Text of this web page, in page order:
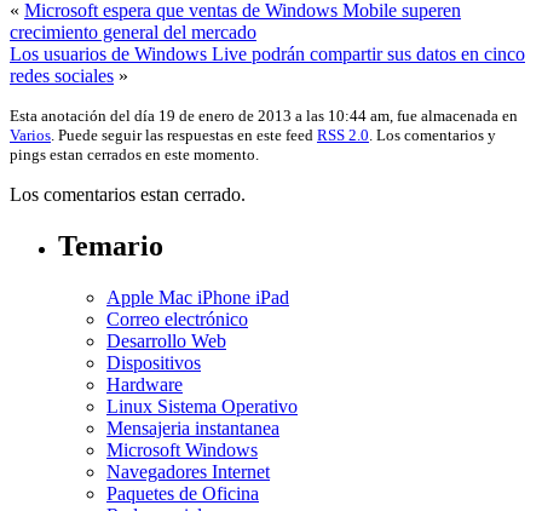
« Microsoft espera que ventas de Windows Mobile superen
crecimiento general del mercado
Los usuarios de Windows Live podrán compartir sus datos en cinco
redes sociales »
Esta anotación del día 19 de enero de 2013 a las 10:44 am, fue almacenada en
Varios . Puede seguir las respuestas en este feed RSS 2.0 . Los comentarios y
pings estan cerrados en este momento.
Los comentarios estan cerrado.
Temario
Apple Mac iPhone iPad
Correo electrónico
Desarrollo Web
Dispositivos
Hardware
Linux Sistema Operativo
Mensajeria instantanea
Microsoft Windows
Navegadores Internet
Paquetes de Oficina